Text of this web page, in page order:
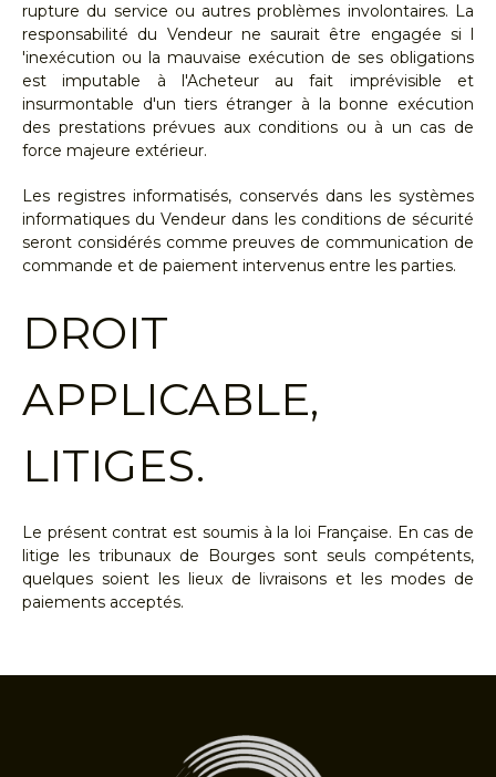
rupture du service ou autres problèmes involontaires. La
responsabilité du Vendeur ne saurait être engagée si l
'inexécution ou la mauvaise exécution de ses obligations
est imputable à l'Acheteur au fait imprévisible et
insurmontable d'un tiers étranger à la bonne exécution
des prestations prévues aux conditions ou à un cas de
force majeure extérieur.
Les registres informatisés, conservés dans les systèmes
informatiques du Vendeur dans les conditions de sécurité
seront considérés comme preuves de communication de
commande et de paiement intervenus entre les parties.
DROIT
APPLICABLE,
LITIGES.
Le présent contrat est soumis à la loi Française. En cas de
litige les tribunaux de Bourges sont seuls compétents,
quelques soient les lieux de livraisons et les modes de
paiements acceptés.